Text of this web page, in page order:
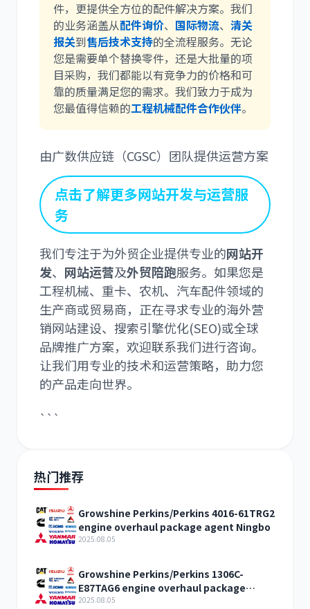
件，更提供全方位的配件解决方案。我们
的业务涵盖从配件询价、 国际物流、 清关
报关到售后技术支持的全流程服务。无论
您是需要单个替换零件，还是大批量的项
目采购，我们都能以有竞争力的价格和可
靠的质量满足您的需求。我们致力于成为
您最值得信赖的工程机械配件合作伙伴。
由广数供应链（CGSC）团队提供运营方案
点击了解更多网站开发与运营服
务
我们专注于为外贸企业提供专业的网站开
发、 网站运营及外贸陪跑服务。如果您是
工程机械、重卡、农机、汽车配件领域的
生产商或贸易商，正在寻求专业的海外营
销网站建设、搜索引擎优化(SEO)或全球
品牌推广方案，欢迎联系我们进行咨询。
让我们用专业的技术和运营策略，助力您
的产品走向世界。
```
热门推荐
Growshine Perkins/Perkins 4016-61TRG2
engine overhaul package agent Ningbo
2025.08.05
Growshine Perkins/Perkins 1306C-
E87TAG6 engine overhaul package
agent Heilongjiang
2025.08.05